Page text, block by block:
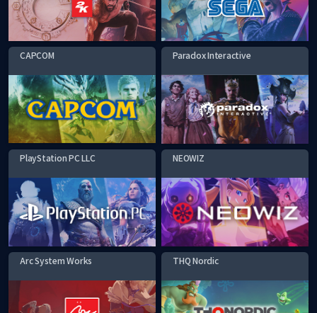
CAPCOM Paradox Interactive
PlayStation PC LLC NEOWIZ
Arc System Works THQ Nordic